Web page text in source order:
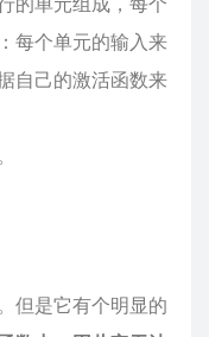
每个单元的输入来
自己的激活函数来
但是它有个明显的